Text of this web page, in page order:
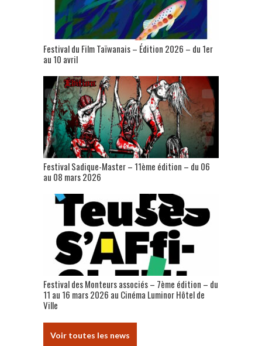
Festival du Film Taïwanais – Édition 2026 – du 1er
au 10 avril
Festival Sadique-Master – 11ème édition – du 06
au 08 mars 2026
Festival des Monteurs associés – 7ème édition – du
11 au 16 mars 2026 au Cinéma Luminor Hôtel de
Ville
Voir toutes les news